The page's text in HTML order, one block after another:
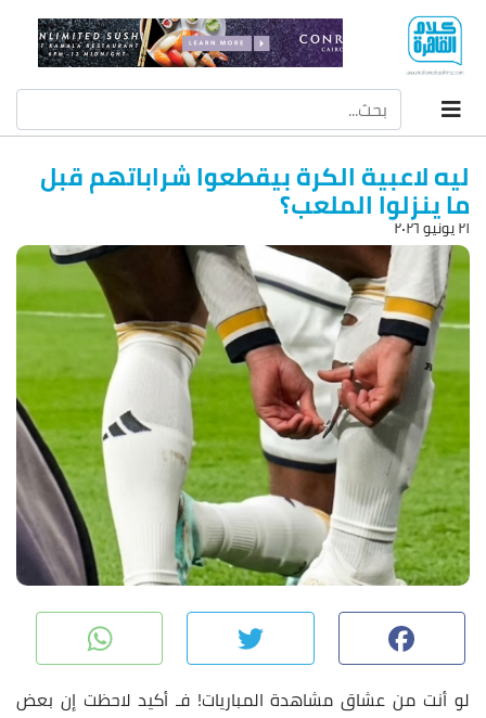
ليه لاعبية الكرة بيقطعوا شراباتهم قبل
ما ينزلوا الملعب؟
۲۱ يونيو ۲۰۲٦
Facebook
Twitter
لو أنت من عشاق مشاهدة المباريات! فـ أكيد لاحظت إن بعض